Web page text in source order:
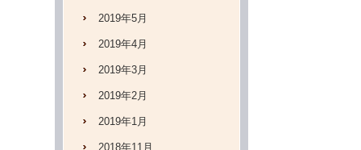
2019年5月
2019年4月
2019年3月
2019年2月
2019年1月
2018年11月